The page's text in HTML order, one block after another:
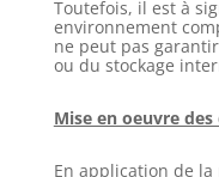
Toutefois, il est à
environnement
ne peut pas
ou du stockage
Mise en oeuvre
En application de